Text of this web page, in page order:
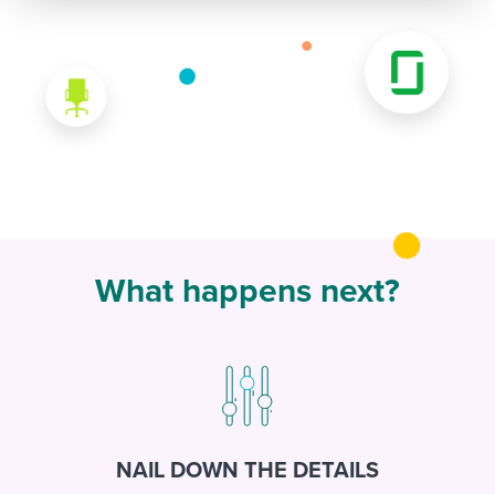
What happens next?
NAIL DOWN THE DETAILS